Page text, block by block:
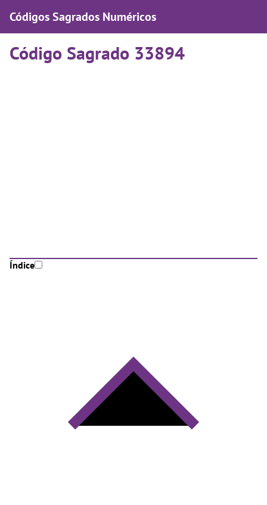
Códigos Sagrados Numéricos
Código Sagrado 33894
Índice